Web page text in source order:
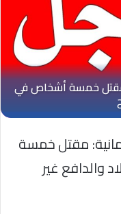
مقتل خمسة
والدافع غير